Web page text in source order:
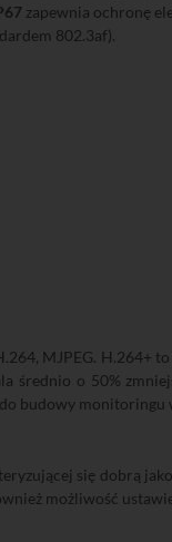
zapewnia ochronę
802.3af).
MJPEG. H.264+
średnio o 50%
budowy
się dobrą
możliwość